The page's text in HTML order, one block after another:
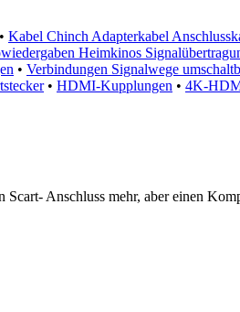
Kabel Chinch Adapterkabel
Heimkinos
• Verbindungen Signalwege
• HDMI-Kupplungen • 4K-
Anschluss mehr, aber einen